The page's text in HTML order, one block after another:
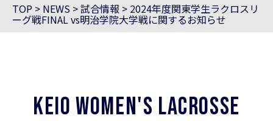
TOP > NEWS >試合情報 > 2024年度関東学生ラクロスリ
ーグ戦FINAL vs明治学院大学戦に関するお知らせ
KEIO WOMEN'S LACROSSE